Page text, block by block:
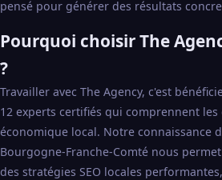
pensé pour générer des résultats
Pourquoi choisir The
?
Travailler avec The Agency, c'est
12 experts certifiés qui comprennent
économique local. Notre connaissance
Bourgogne-Franche-Comté nous
des stratégies SEO locales